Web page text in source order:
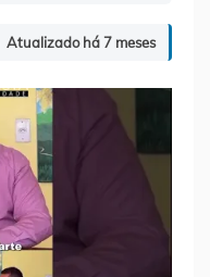
Atualizado há 7 meses